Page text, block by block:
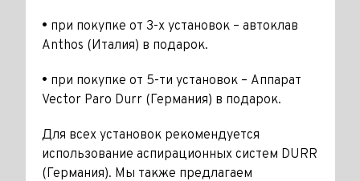
• при покупке от 3-х установок – автоклав
Anthos (Италия) в подарок.
• при покупке от 5-ти установок – Аппарат
Vector Paro Durr (Германия) в подарок.
Для всех установок рекомендуется
использование аспирационных систем DURR
(Германия). Мы также предлагаем